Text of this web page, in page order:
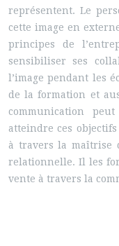
représentent. Le
cette image en
principes de
sensibiliser ses
l’image pendant les
de la formation et
communication
atteindre ces
à travers la maîtrise
relationnelle. Il les
vente à travers la